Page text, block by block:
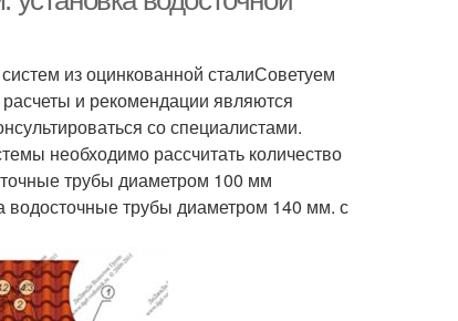
из оцинкованной сталиСоветуем
и рекомендации являются
со специалистами.
необходимо рассчитать количество
трубы диаметром 100 мм
водосточные трубы диаметром 140 мм. с